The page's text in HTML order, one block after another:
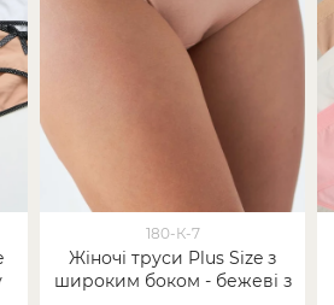
180-К-7
Жіночі труси Plus Size з
широким боком - бежеві з